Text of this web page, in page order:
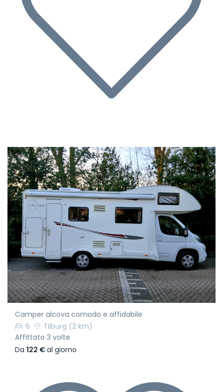
Camper alcova comodo e affidabile
6
Tilburg (2 km)
Affittato 3 volte
Da 122 €al giorno